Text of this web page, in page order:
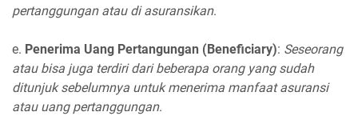
pertanggungan atau di asuransikan.
e. Penerima Uang Pertangungan (Beneficiary): Seseorang
atau bisa juga terdiri dari beberapa orang yang sudah
ditunjuk sebelumnya untuk menerima manfaat asuransi
atau uang pertanggungan.